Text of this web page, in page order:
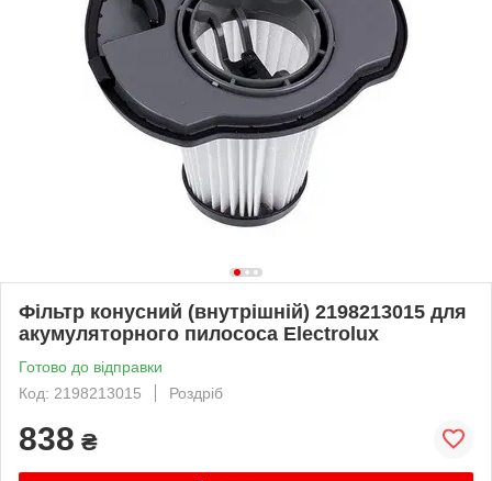
Фільтр конусний (внутрішній) 2198213015 для
акумуляторного пилососа Electrolux
Готово до відправки
Код: 2198213015
Роздріб
838 ₴